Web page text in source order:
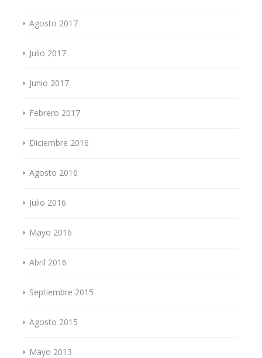
Agosto 2017
Julio 2017
Junio 2017
Febrero 2017
Diciembre 2016
Agosto 2016
Julio 2016
Mayo 2016
Abril 2016
Septiembre 2015
Agosto 2015
Mayo 2013